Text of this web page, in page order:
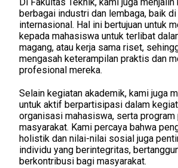
Di Fakultas Teknik, kami juga
berbagai industri dan lembaga, baik
internasional. Hal ini bertujuan untuk
kepada mahasiswa untuk terlibat
magang, atau kerja sama riset,
mengasah keterampilan praktis dan
profesional mereka.
Selain kegiatan akademik, kami juga
untuk aktif berpartisipasi dalam
organisasi mahasiswa, serta program
masyarakat. Kami percaya bahwa
holistik dan nilai-nilai sosial juga
individu yang berintegritas,
berkontribusi bagi masyarakat.